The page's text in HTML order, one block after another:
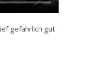
gefährlich gut